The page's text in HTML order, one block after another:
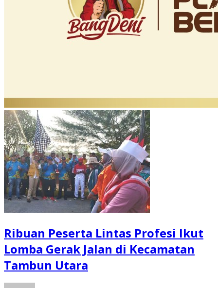
Ribuan Peserta Lintas Profesi Ikut
Lomba Gerak Jalan di Kecamatan
Tambun Utara